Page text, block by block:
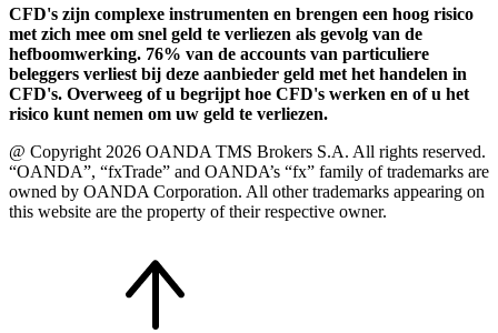
CFD's zijn complexe instrumenten en brengen een hoog risico
met zich mee om snel geld te verliezen als gevolg van de
hefboomwerking. 76% van de accounts van particuliere
beleggers verliest bij deze aanbieder geld met het handelen in
CFD's. Overweeg of u begrijpt hoe CFD's werken en of u het
risico kunt nemen om uw geld te verliezen.
@ Copyright 2026 OANDA TMS Brokers S.A. All rights reserved.
“OANDA”, “fxTrade” and OANDA’s “fx” family of trademarks are
owned by OANDA Corporation. All other trademarks appearing on
this website are the property of their respective owner.